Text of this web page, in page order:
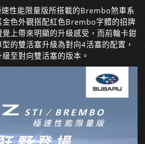
性能限量版所搭載的Brembo煞車系
色外觀搭配紅色Brembo字體的招牌
上帶來明顯的升級感受，而前輪卡鉗
的雙活塞升級為對向4活塞的配置，
至對向雙活塞的版本。